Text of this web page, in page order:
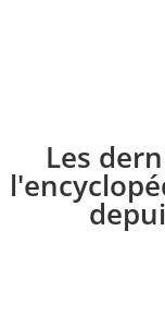
Les